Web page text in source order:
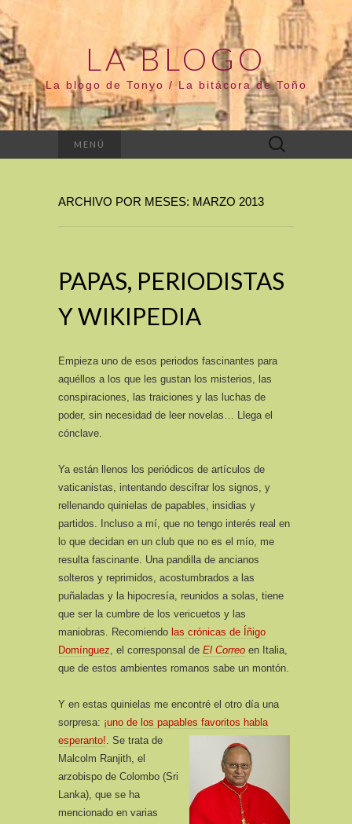
LA BLOGO
La blogo de Tonyo / La bitácora de Toño
MENÚ Buscar:
ARCHIVO POR MESES: MARZO 2013
PAPAS, PERIODISTAS
Y WIKIPEDIA
Empieza uno de esos periodos fascinantes para
aquéllos a los que les gustan los misterios, las
conspiraciones, las traiciones y las luchas de
poder, sin necesidad de leer novelas… Llega el
cónclave.
Ya están llenos los periódicos de artículos de
vaticanistas, intentando descifrar los signos, y
rellenando quinielas de papables, insidias y
partidos. Incluso a mí, que no tengo interés real en
lo que decidan en un club que no es el mío, me
resulta fascinante. Una pandilla de ancianos
solteros y reprimidos, acostumbrados a las
puñaladas y la hipocresía, reunidos a solas, tiene
que ser la cumbre de los vericuetos y las
maniobras. Recomiendo las crónicas de Íñigo
Domínguez, el corresponsal de El Correo en Italia,
que de estos ambientes romanos sabe un montón.
Y en estas quinielas me encontré el otro día una
sorpresa: ¡uno de los papables favoritos habla
esperanto!. Se trata de
Malcolm Ranjith, el
arzobispo de Colombo (Sri
Lanka), que se ha
mencionado en varias